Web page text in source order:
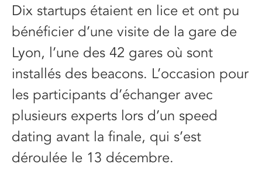
Dix startups étaient en lice et ont pu
bénéficier d’une visite de la gare de
Lyon, l’une des 42 gares où sont
installés des beacons. L’occasion pour
les participants d’échanger avec
plusieurs experts lors d’un speed
dating avant la finale, qui s’est
déroulée le 13 décembre.